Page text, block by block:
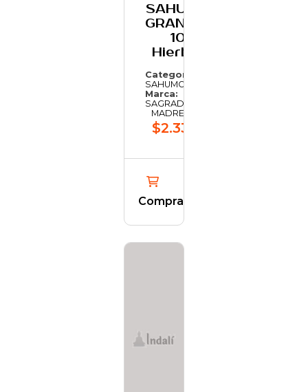
SAHUMO
GRANDE-
10
Hierbas
Categoría:
SAHUMO
Marca:
SAGRADA
MADRE
$2.339,63
Comprar